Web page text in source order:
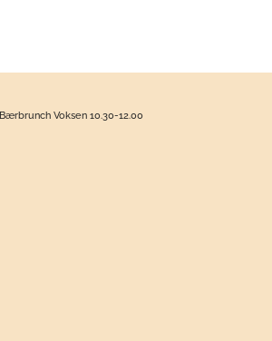
Voksen 10.30-12.00